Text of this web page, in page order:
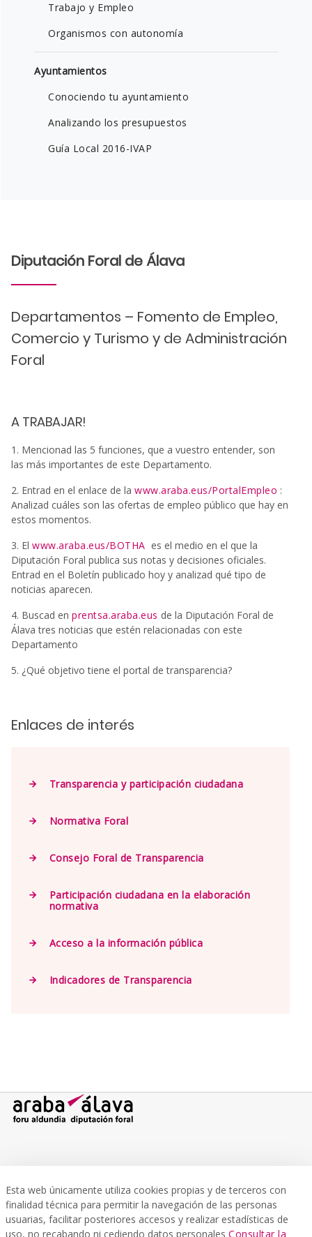
Trabajo y Empleo
Organismos con autonomía
Ayuntamientos
Conociendo tu ayuntamiento
Analizando los presupuestos
Guía Local 2016-IVAP
Diputación Foral de Álava
Departamentos – Fomento de Empleo,
Comercio y Turismo y de Administración
Foral
A TRABAJAR!
1. Mencionad las 5 funciones, que a vuestro entender, son
las más importantes de este Departamento.
2. Entrad en el enlace de la www.araba.eus/PortalEmpleo :
Analizad cuáles son las ofertas de empleo público que hay en
estos momentos.
3. El www.araba.eus/BOTHA es el medio en el que la
Diputación Foral publica sus notas y decisiones oficiales.
Entrad en el Boletín publicado hoy y analizad qué tipo de
noticias aparecen.
4. Buscad en prentsa.araba.eus de la Diputación Foral de
Álava tres noticias que estén relacionadas con este
Departamento
5. ¿Qué objetivo tiene el portal de transparencia?
Enlaces de interés
Transparencia y participación ciudadana
Normativa Foral
Consejo Foral de Transparencia
Participación ciudadana en la elaboración
normativa
Acceso a la información pública
Indicadores de Transparencia
Atención ciudadana
Aquí encontrará información sobre las oficinas de atención al público y
Esta web únicamente utiliza cookies propias y de terceros con
finalidad técnica para permitir la navegación de las personas
usuarias, facilitar posteriores accesos y realizar estadísticas de
uso, no recabando ni cediendo datos personales Consultar la